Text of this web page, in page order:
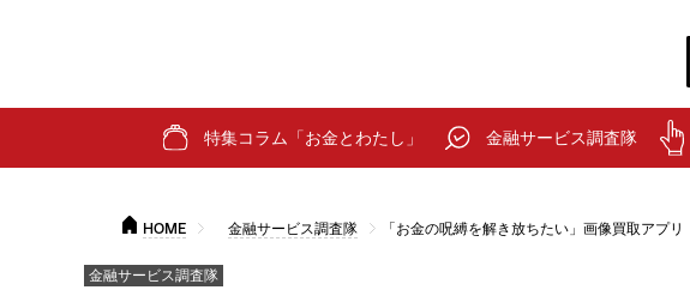
特集コラム「お金とわたし」 金融サービス調査隊
HOME 金融サービス調査隊 「お金の呪縛を解き放ちたい」画像買取アプ
金融サービス調査隊